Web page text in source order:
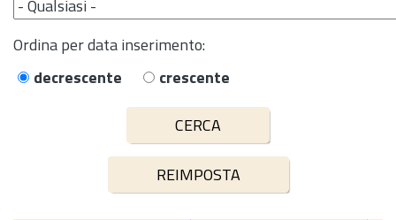
Ordina per data inserimento:
decrescente
crescente